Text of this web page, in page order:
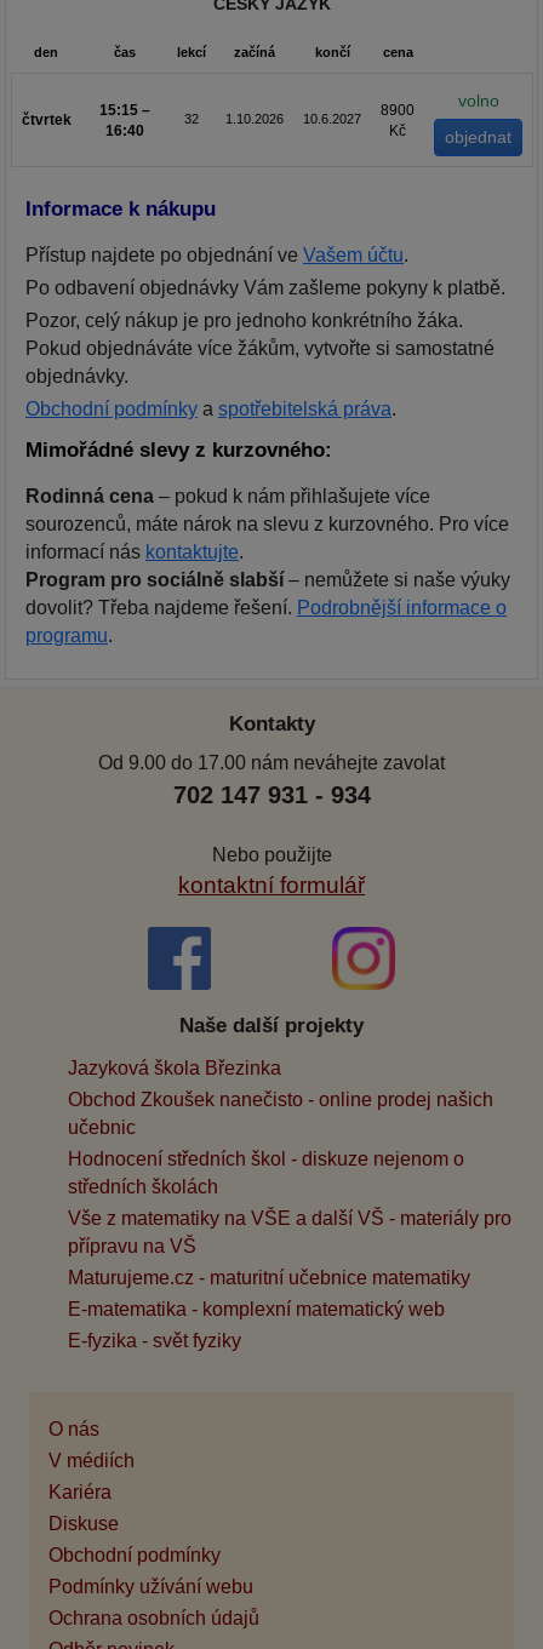
den čas lekcí začíná končí cena
čtvrtek
15:15 –
16:40
32 1.10.2026 10.6.2027
8900
Kč
volno
Informace k nákupu
Přístup najdete po objednání ve Vašem účtu.
Po odbavení objednávky Vám zašleme pokyny k platbě.
Pozor, celý nákup je pro jednoho konkrétního žáka.
Pokud objednáváte více žákům, vytvořte si samostatné
objednávky.
Obchodní podmínky a spotřebitelská práva.
Mimořádné slevy z kurzovného:
Rodinná cena – pokud k nám přihlašujete více
sourozenců, máte nárok na slevu z kurzovného. Pro více
informací nás kontaktujte.
Program pro sociálně slabší – nemůžete si naše výuky
dovolit? Třeba najdeme řešení. Podrobnější informace o
programu.
Kontakty
Od 9.00 do 17.00 nám neváhejte zavolat
702 147 931 - 934
Nebo použijte
kontaktní formulář
Naše další projekty
Jazyková škola Březinka
Obchod Zkoušek nanečisto - online prodej našich
učebnic
Hodnocení středních škol - diskuze nejenom o
středních školách
Vše z matematiky na VŠE a další VŠ - materiály pro
přípravu na VŠ
Maturujeme.cz - maturitní učebnice matematiky
E-matematika - komplexní matematický web
E-fyzika - svět fyziky
O nás
V médiích
Kariéra
Diskuse
Obchodní podmínky
Podmínky užívání webu
Ochrana osobních údajů